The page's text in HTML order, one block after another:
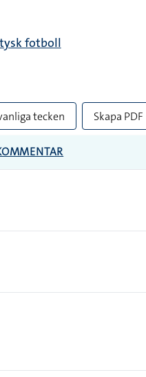
tysk fotboll
tecken Skapa PDF